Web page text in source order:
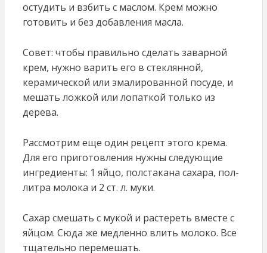
остудить и взбить с маслом. Крем можно
готовить и без добавления масла.
Совет: чтобы правильно сделать заварной
крем, нужно варить его в стеклянной,
керамической или эмалированной посуде, и
мешать ложкой или лопаткой только из
дерева.
Рассмотрим еще один рецепт этого крема.
Для его приготовления нужны следующие
ингредиенты: 1 яйцо, полстакана сахара, пол-
литра молока и 2 ст. л. муки.
Сахар смешать с мукой и растереть вместе с
яйцом. Сюда же медленно влить молоко. Все
тщательно перемешать.